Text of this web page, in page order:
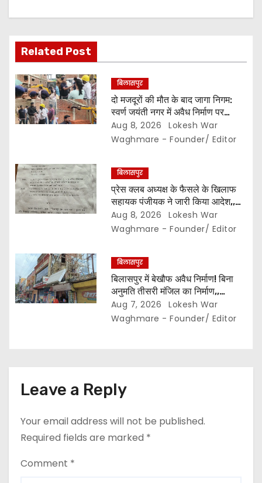
a
t
i
o
n
Related Post
बिलासपुर
दो मजदूरों की मौत के बाद जागा निगम:
स्वर्ण जयंती नगर में अवैध निर्माण पर
कार्रवाई,, दीवार तोड़ी और 7 दिन की
मोहलत…
Aug 8, 2026
Lokesh War
Waghmare - Founder/ Editor
बिलासपुर
प्रेस क्लब अध्यक्ष के फैसले के खिलाफ
सहायक पंजीयक ने जारी किया आदेश,,
सचिव कोषाध्यक्ष पद का नहीं बदल सकते
प्रभार… पदाधिकारियों के बीच विवाद अब
Aug 8, 2026
Lokesh War
Waghmare - Founder/ Editor
बिलासपुर
बिलासपुर में बेखौफ अवैध निर्माण! बिना
अनुमति तीसरी मंजिल का निर्माण,,
शासकीय जमीन पर भी दुकानें ? निगम की
कार्रवाई सिर्फ नोटिस तक सीमित? मुख्य
Aug 7, 2026
Lokesh War
Waghmare - Founder/ Editor
Leave a Reply
Your email address will not be published.
Required fields are marked *
Comment *